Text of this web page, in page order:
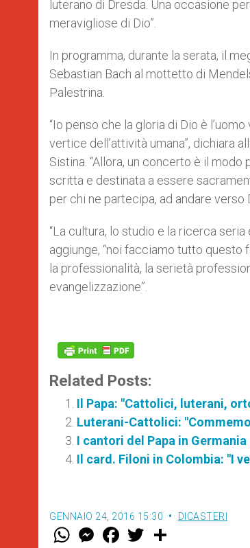
luterano di Dresda. Una occasione
meravigliose di Dio”.
In programma, durante la serata, il
Sebastian Bach al mottetto di
Palestrina.
“Io penso che la gloria di Dio è
vertice dell’attività umana”, dichiara
Sistina. “Allora, un concerto è il
scritta e destinata a essere
per chi ne partecipa, ad andare verso
“La cultura, lo studio e la ricerca
aggiunge, “noi facciamo tutto questo
la professionalità, la serietà
evangelizzazione”.
Related Posts:
Il Papa: "Cattolici, luterani,
Luterani-Cattolici:
I cantori del Papa in
Il card. Filoni in Colombia: "I
GENNAIO 24, 2016 15:30 DICASTERI
W M
e
F
a w